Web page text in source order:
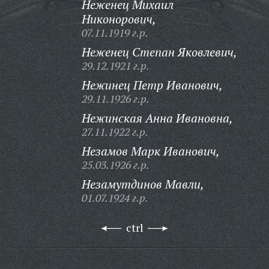
Неженец Михаил
Никонорович,
07.11.1919 г.р.
Неженец Степан Яковлевич,
29.12.1921 г.р.
Нежинец Петр Иванович,
29.11.1926 г.р.
Нежинская Анна Ивановна,
27.11.1922 г.р.
Незамов Марк Иванович,
25.03.1926 г.р.
Незамутдинов Мавли,
01.07.1924 г.р.
ctrl